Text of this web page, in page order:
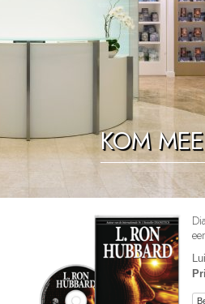
Integriteit
Het
De
Kinderen
Ethiek en
De
De
KOM